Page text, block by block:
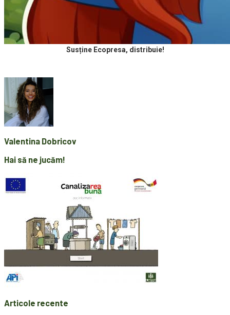
Susține Ecopresa, distribuie!
Valentina Dobricov
Hai să ne jucăm!
Articole recente